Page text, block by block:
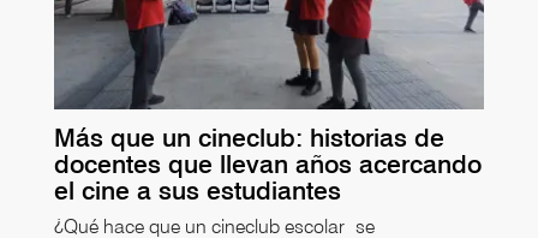
Más que un cineclub: historias de
docentes que llevan años acercando
el cine a sus estudiantes
¿Qué hace que un cineclub escolar se